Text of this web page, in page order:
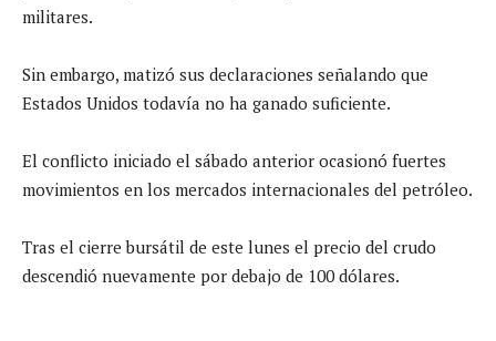
militares.
Sin embargo, matizó sus declaraciones señalando que
Estados Unidos todavía no ha ganado suficiente.
El conflicto iniciado el sábado anterior ocasionó fuertes
movimientos en los mercados internacionales del petróleo.
Tras el cierre bursátil de este lunes el precio del crudo
descendió nuevamente por debajo de 100 dólares.